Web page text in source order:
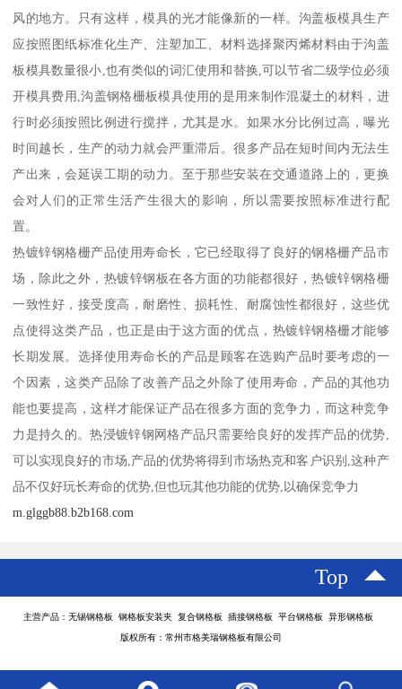
风的地方。只有这样，模具的光才能像新的一样。沟盖板模具生产
应按照图纸标准化生产、注塑加工、材料选择聚丙烯材料由于沟盖
板模具数量很小,也有类似的词汇使用和替换,可以节省二级学位必须
开模具费用,沟盖钢格栅板模具使用的是用来制作混凝土的材料，进
行时必须按照比例进行搅拌，尤其是水。如果水分比例过高，曝光
时间越长，生产的动力就会严重滞后。很多产品在短时间内无法生
产出来，会延误工期的动力。至于那些安装在交通道路上的，更换
会对人们的正常生活产生很大的影响，所以需要按照标准进行配
置。
热镀锌钢格栅产品使用寿命长，它已经取得了良好的钢格栅产品市
场，除此之外，热镀锌钢板在各方面的功能都很好，热镀锌钢格栅
一致性好，接受度高，耐磨性、损耗性、耐腐蚀性都很好，这些优
点使得这类产品，也正是由于这方面的优点，热镀锌钢格栅才能够
长期发展。选择使用寿命长的产品是顾客在选购产品时要考虑的一
个因素，这类产品除了改善产品之外除了使用寿命，产品的其他功
能也要提高，这样才能保证产品在很多方面的竞争力，而这种竞争
力是持久的。热浸镀锌钢网格产品只需要给良好的发挥产品的优势,
可以实现良好的市场,产品的优势将得到市场热克和客户识别,这种产
品不仅好玩长寿命的优势,但也玩其他功能的优势,以确保竞争力
m.glggb88.b2b168.com
Top
主营产品：无锡钢格板 钢格板安装夹 复合钢格板 插接钢格板 平台钢格板 异形钢格板
版权所有：常州市格美瑞钢格板有限公司